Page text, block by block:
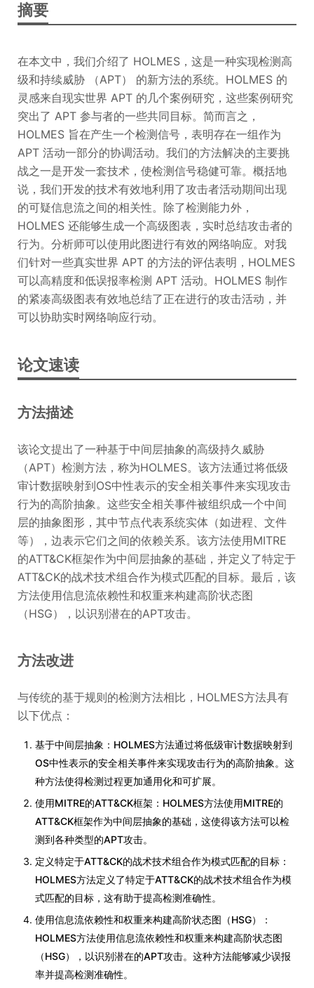
摘要
在本文中，我们介绍了 HOLMES，这是一种实现检测高
级和持续威胁 （APT） 的新方法的系统。HOLMES 的
灵感来自现实世界 APT 的几个案例研究，这些案例研究
突出了 APT 参与者的一些共同目标。简而言之，
HOLMES 旨在产生一个检测信号，表明存在一组作为
APT 活动一部分的协调活动。我们的方法解决的主要挑
战之一是开发一套技术，使检测信号稳健可靠。概括地
说，我们开发的技术有效地利用了攻击者活动期间出现
的可疑信息流之间的相关性。除了检测能力外，
HOLMES 还能够生成一个高级图表，实时总结攻击者的
行为。分析师可以使用此图进行有效的网络响应。对我
们针对一些真实世界 APT 的方法的评估表明，HOLMES
可以高精度和低误报率检测 APT 活动。HOLMES 制作
的紧凑高级图表有效地总结了正在进行的攻击活动，并
可以协助实时网络响应行动。
论文速读
方法描述
该论文提出了一种基于中间层抽象的高级持久威胁
（APT）检测方法，称为HOLMES。该方法通过将低级
审计数据映射到OS中性表示的安全相关事件来实现攻击
行为的高阶抽象。这些安全相关事件被组织成一个中间
层的抽象图形，其中节点代表系统实体（如进程、文件
等），边表示它们之间的依赖关系。该方法使用MITRE
的ATT&CK框架作为中间层抽象的基础，并定义了特定于
ATT&CK的战术技术组合作为模式匹配的目标。最后，该
方法使用信息流依赖性和权重来构建高阶状态图
（HSG），以识别潜在的APT攻击。
方法改进
与传统的基于规则的检测方法相比，HOLMES方法具有
以下优点：
基于中间层抽象：HOLMES方法通过将低级审计数据映射到
OS中性表示的安全相关事件来实现攻击行为的高阶抽象。这
种方法使得检测过程更加通用化和可扩展。
使用MITRE的ATT&CK框架：HOLMES方法使用MITRE的
ATT&CK框架作为中间层抽象的基础，这使得该方法可以检
测到各种类型的APT攻击。
定义特定于ATT&CK的战术技术组合作为模式匹配的目标：
HOLMES方法定义了特定于ATT&CK的战术技术组合作为模
式匹配的目标，这有助于提高检测准确性。
使用信息流依赖性和权重来构建高阶状态图（HSG）：
HOLMES方法使用信息流依赖性和权重来构建高阶状态图
（HSG），以识别潜在的APT攻击。这种方法能够减少误报
率并提高检测准确性。